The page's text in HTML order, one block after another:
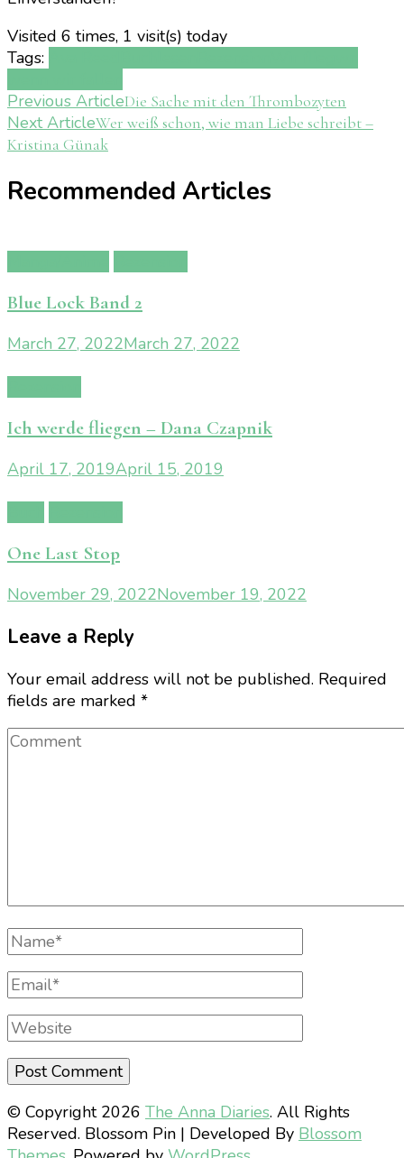
Visited 6 times, 1 visit(s) today
Tags:
Post
Navigation
Previous ArticleDie Sache mit den Thrombozyten
Next ArticleWer weiß schon, wie man Liebe schreibt –
Kristina Günak
Recommended Articles
Blue Lock Band 2
March 27, 2022March 27, 2022
Ich werde fliegen – Dana Czapnik
April 17, 2019April 15, 2019
One Last Stop
November 29, 2022November 19, 2022
Leave a Reply
Your email address will not be published. Required
fields are marked *
Comment
Full
Name
Email
Website
© Copyright 2026 The Anna Diaries. All Rights
Reserved. Blossom Pin | Developed By Blossom